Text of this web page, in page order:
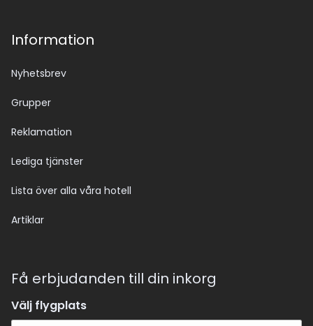
Information
Nyhetsbrev
Grupper
Reklamation
Lediga tjänster
Lista över alla våra hotell
Artiklar
Få erbjudanden till din inkorg
Välj flygplats